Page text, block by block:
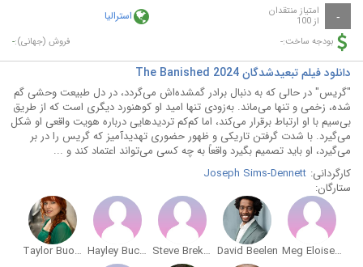
Video
- امتیاز منتقدان
از 100 استرالیا
بودجه ساخت:- فروش (جهانی):-
دانلود فیلم تبعیدشدگان The Banished 2024
"گریس" در حالی که به دنبال برادر گمشده‌اش می‌گردد، در دل طبیعت وحشی گم
شده، زخمی و تنها می‌ماند. به‌زودی تنها امید او کوهنورد دیگری است که از طریق
بی‌سیم با او ارتباط برقرار می‌کند، اما کم‌کم تردیدهایی درباره هویت واقعی او شکل
می‌گیرد. با شدت گرفتن تاریکی و ظهور حضوری تهدیدآمیز که گریس را در بر
می‌گیرد، او باید تصمیم بگیرد واقعاً به چه کسی می‌تواند اعتماد کند و ...
کارگردانی: Joseph Sims-Dennett
ستارگان:
Meg Eloise-Clarke
David Beelen
Steve Brekalow
Hayley Buckley
Taylor Buoro